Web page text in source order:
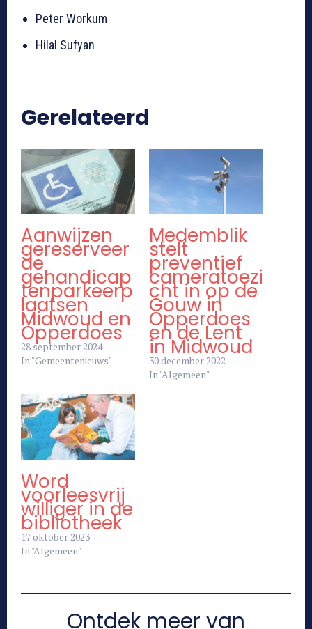
Peter Workum
Hilal Sufyan
Gerelateerd
Aanwijzen
gereserveer
de
gehandicap
tenparkeerp
laatsen
Midwoud en
Opperdoes
28 september 2024
In "Gemeentenieuws"
Medemblik
stelt
preventief
cameratoezi
cht in op de
Gouw in
Opperdoes
en de Lent
in Midwoud
30 december 2022
In "Algemeen"
Word
voorleesvrij
williger in de
bibliotheek
17 oktober 2023
In "Algemeen"
Ontdek meer van